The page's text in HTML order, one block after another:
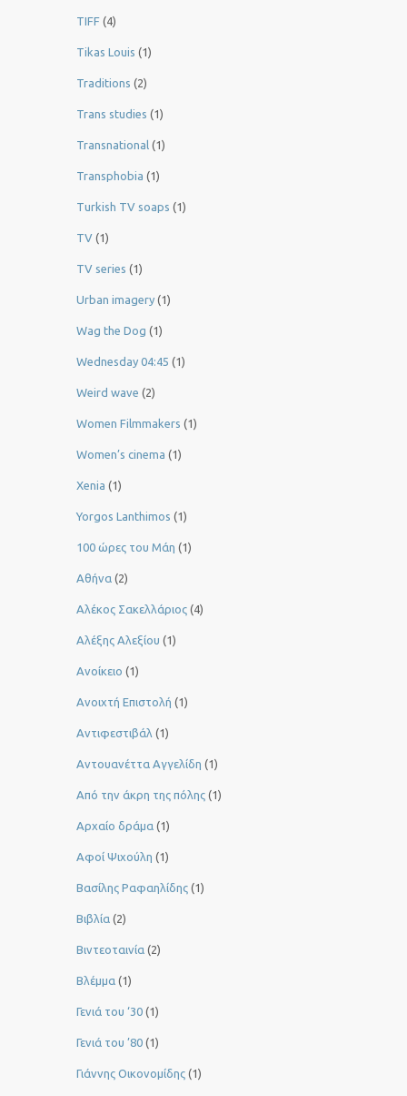
TIFF (4)
Tikas Louis (1)
Traditions (2)
Trans studies (1)
Transnational (1)
Transphobia (1)
Turkish TV soaps (1)
TV (1)
TV series (1)
Urban imagery (1)
Wag the Dog (1)
Wednesday 04:45 (1)
Weird wave (2)
Women Filmmakers (1)
Women’s cinema (1)
Xenia (1)
Yorgos Lanthimos (1)
100 ώρες του Μάη (1)
Αθήνα (2)
Αλέκος Σακελλάριος (4)
Αλέξης Αλεξίου (1)
Ανοίκειο (1)
Ανοιχτή Επιστολή (1)
Αντιφεστιβάλ (1)
Αντουανέττα Αγγελίδη (1)
Από την άκρη της πόλης (1)
Αρχαίο δράμα (1)
Αφοί Ψιχούλη (1)
Βασίλης Ραφαηλίδης (1)
Βιβλία (2)
Βιντεοταινία (2)
Βλέμμα (1)
Γενιά του ‘30 (1)
Γενιά του ’80 (1)
Γιάννης Οικονομίδης (1)